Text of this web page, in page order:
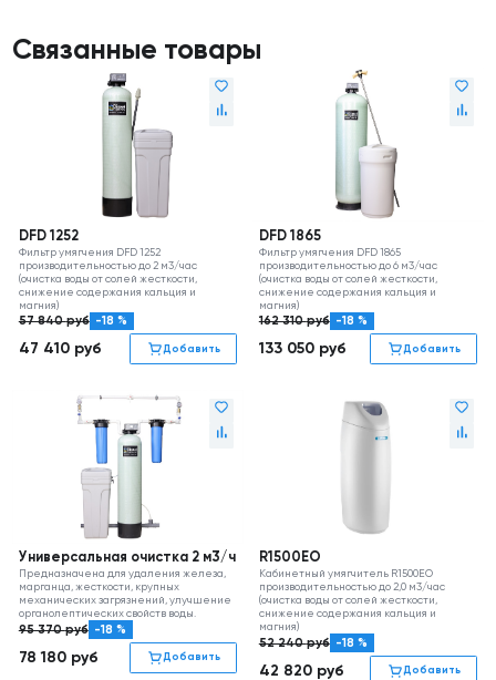
Связанные товары
DFD 1252
Фильтр умягчения DFD 1252
производительностью до 2 м3/час
(очистка воды от солей жесткости,
снижение содержания кальция и
магния)
57 840руб -18 %
47 410 руб Добавить
DFD 1865
Фильтр умягчения DFD 1865
производительностью до 6 м3/час
(очистка воды от солей жесткости,
снижение содержания кальция и
магния)
162 310руб -18 %
133 050 руб Добавить
Универсальная очистка 2 м3/ч
Предназначена для удаления железа,
марганца, жесткости, крупных
механических загрязнений, улучшение
органолептических свойств воды.
95 370руб -18 %
78 180 руб Добавить
R1500ЕО
Кабинетный умягчитель R1500ЕО
производительностью до 2,0 м3/час
(очистка воды от солей жесткости,
снижение содержания кальция и
магния)
52 240руб -18 %
42 820 руб Добавить